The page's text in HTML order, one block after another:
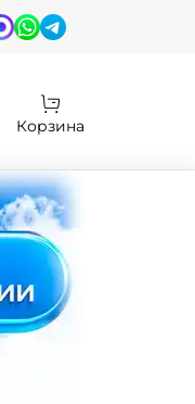
Корзина